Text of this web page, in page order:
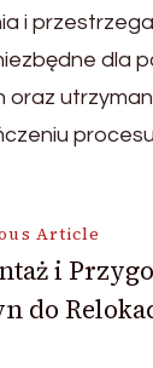
i
dla
oraz
Article
i
do